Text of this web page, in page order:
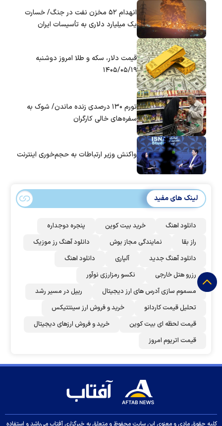
انهدام ۵۲ مخزن نفت در جنگ/ خسارت
یک میلیارد دلاری به تأسیسات ایران
قیمت دلار، سکه و طلا امروز دوشنبه
۱۴۰۵/۰۵/۱۹
تورم ۱۳۰ درصدی زنده ماندن/ شوک به
سفره‌های خالی کارگران
واکنش وزیر ارتباطات به حجم‌خوری اینترنت
لینک های مفید
دانلود اهنگ خرید بیت کوین
پنجره دوجداره
راز بقا
نمایندگی مجاز بوش
دانلود آهنگ رز‌ موزیک
دانلود آهنگ جدید
آلپاری
دانلود اهنگ
رزرو هتل خارجی
نکسو رمزارزی نوآور
مسموم سازی آدرس های ارز دیجیتال
ریپل در مسیر رشد
تحلیل قیمت کاردانو
خرید و فروش ارز سینتتیکس
قیمت لحظه ای بیت کوین
خرید و فروش ارزهای دیجیتال
قیمت اتریوم امروز
کلیه حقوق مادی و معنوی این سایت محفوظ و متعلق به خبرگزاری آفتاب می‌باشد و استفاده